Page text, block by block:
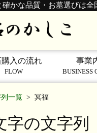
確かな品質・お墓選びは
入の流れ
FLOW
事業
BUSINESS
一覧 > 冥福
字の文字列